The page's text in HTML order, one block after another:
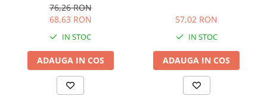
76,26 RON
68,63 RON
IN STOC
ADAUGA IN COS
57,02 RON
IN STOC
ADAUGA IN COS